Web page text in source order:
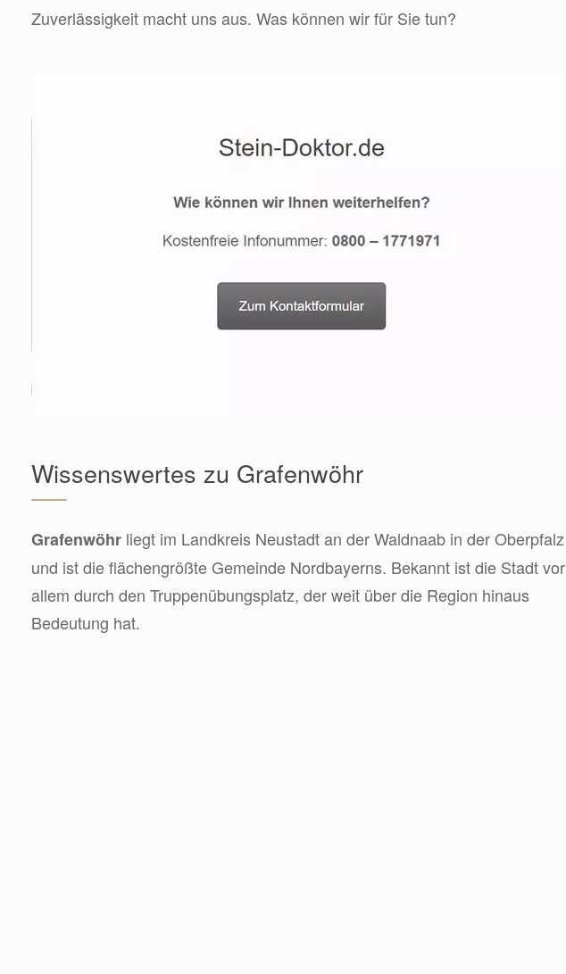
Zuverlässigkeit macht uns aus. Was können wir für Sie tun?
Wissenswertes zu Grafenwöhr
Grafenwöhr liegt im Landkreis Neustadt an der Waldnaab in der Oberpfalz
und ist die flächengrößte Gemeinde Nordbayerns. Bekannt ist die Stadt vor
allem durch den Truppenübungsplatz, der weit über die Region hinaus
Bedeutung hat.